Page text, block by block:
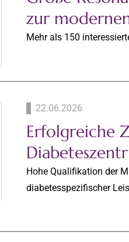
zur
Mehr als 150
22.06.2026
Erfolgreiche
Hohe Qualifikation der
diabetesspezifischer